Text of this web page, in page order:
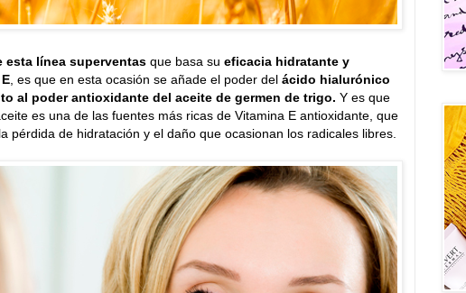
esta línea superventas que basa su eficacia hidratante y
, es que en esta ocasión se añade el poder del ácido hialurónico
al poder antioxidante del aceite de germen de trigo. Y es que
es una de las fuentes más ricas de Vitamina E antioxidante, que
pérdida de hidratación y el daño que ocasionan los radicales libres.